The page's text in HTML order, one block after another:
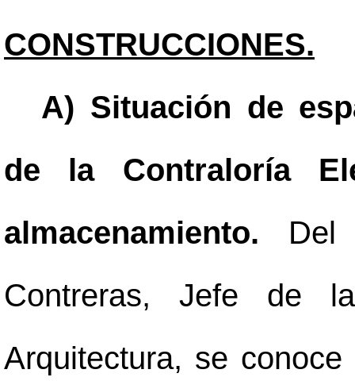
CONSTRUCCIONES.
A) Situación de
de la Contraloría
almacenamiento. Del
Contreras, Jefe de
Arquitectura, se